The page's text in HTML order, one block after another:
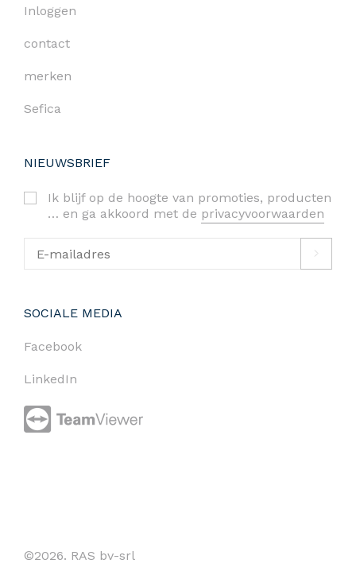
Inloggen
contact
merken
Sefica
NIEUWSBRIEF
Ik blijf op de hoogte van promoties, producten
… en ga akkoord met de privacyvoorwaarden
SOCIALE MEDIA
Facebook
LinkedIn
©2026. RAS bv-srl